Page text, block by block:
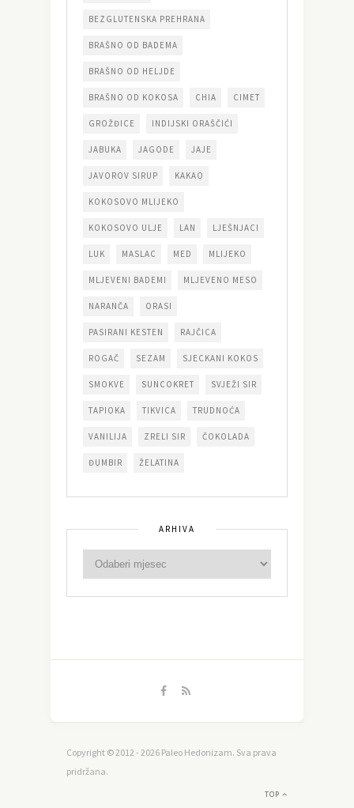
BEZGLUTENSKA PREHRANA
BRAŠNO OD BADEMA
BRAŠNO OD HELJDE
BRAŠNO OD KOKOSA CHIA CIMET
GROŽĐICE INDIJSKI ORAŠČIĆI
JABUKA JAGODE JAJE
JAVOROV SIRUP KAKAO
KOKOSOVO MLIJEKO
KOKOSOVO ULJE LAN LJEŠNJACI
LUK MASLAC MED MLIJEKO
MLJEVENI BADEMI MLJEVENO MESO
NARANČA ORASI
PASIRANI KESTEN RAJČICA
ROGAČ SEZAM SJECKANI KOKOS
SMOKVE SUNCOKRET SVJEŽI SIR
TAPIOKA TIKVICA TRUDNOĆA
VANILIJA ZRELI SIR ČOKOLADA
ĐUMBIR ŽELATINA
ARHIVA
Copyright © 2012 - 2026 Paleo Hedonizam. Sva prava
pridržana.
TOP